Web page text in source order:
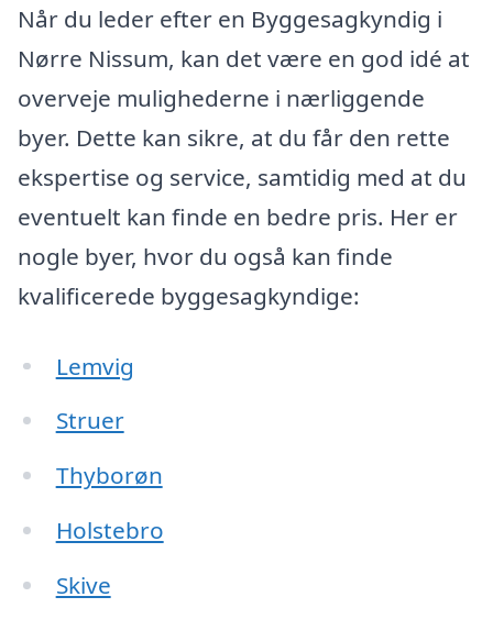
Når du leder efter en Byggesagkyndig i
Nørre Nissum, kan det være en god idé at
overveje mulighederne i nærliggende
byer. Dette kan sikre, at du får den rette
ekspertise og service, samtidig med at du
eventuelt kan finde en bedre pris. Her er
nogle byer, hvor du også kan finde
kvalificerede byggesagkyndige:
Lemvig
Struer
Thyborøn
Holstebro
Skive